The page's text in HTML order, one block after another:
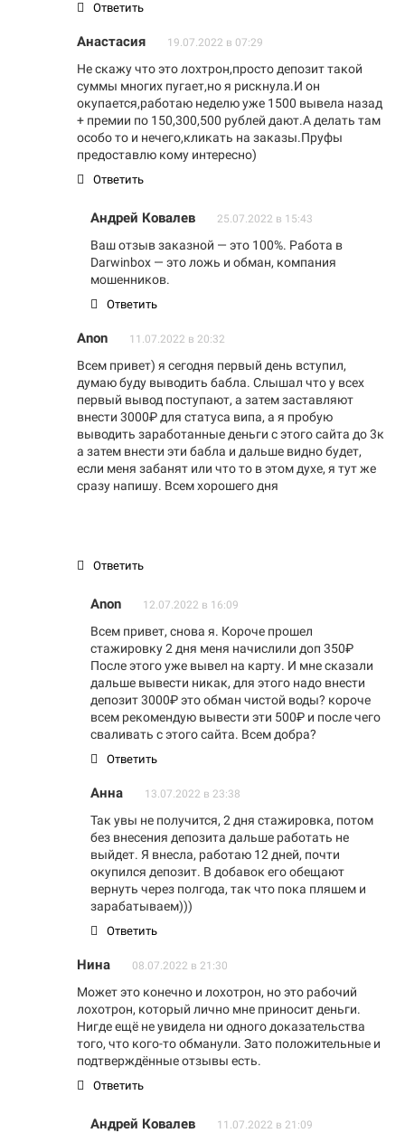
Ответить
Анастасия 19.07.2022 в 07:29
Не скажу что это лохтрон,просто депозит такой
суммы многих пугает,но я рискнула.И он
окупается,работаю неделю уже 1500 вывела назад
+ премии по 150,300,500 рублей дают.А делать там
особо то и нечего,кликать на заказы.Пруфы
предоставлю кому интересно)
Ответить
Андрей Ковалев 25.07.2022 в 15:43
Ваш отзыв заказной — это 100%. Работа в
Darwinbox — это ложь и обман, компания
мошенников.
Ответить
Anon 11.07.2022 в 20:32
Всем привет) я сегодня первый день вступил,
думаю буду выводить бабла. Слышал что у всех
первый вывод поступают, а затем заставляют
внести 3000₽ для статуса випа, а я пробую
выводить заработанные деньги с этого сайта до 3к
а затем внести эти бабла и дальше видно будет,
если меня забанят или что то в этом духе, я тут же
сразу напишу. Всем хорошего дня
Ответить
Anon 12.07.2022 в 16:09
Всем привет, снова я. Короче прошел
стажировку 2 дня меня начислили доп 350₽
После этого уже вывел на карту. И мне сказали
дальше вывести никак, для этого надо внести
депозит 3000₽ это обман чистой воды? короче
всем рекомендую вывести эти 500₽ и после чего
сваливать с этого сайта. Всем добра?
Ответить
Анна 13.07.2022 в 23:38
Так увы не получится, 2 дня стажировка, потом
без внесения депозита дальше работать не
выйдет. Я внесла, работаю 12 дней, почти
окупился депозит. В добавок его обещают
вернуть через полгода, так что пока пляшем и
зарабатываем)))
Ответить
Нина 08.07.2022 в 21:30
Может это конечно и лохотрон, но это рабочий
лохотрон, который лично мне приносит деньги.
Нигде ещё не увидела ни одного доказательства
того, что кого-то обманули. Зато положительные и
подтверждённые отзывы есть.
Ответить
Андрей Ковалев 11.07.2022 в 21:09